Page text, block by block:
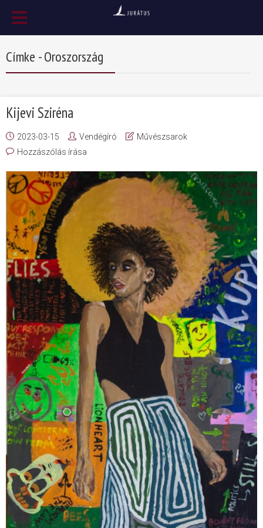
Címke - Oroszország
Kijevi Sziréna
2023-03-15 Vendégíró
Művészsarok
Hozzászólás írása